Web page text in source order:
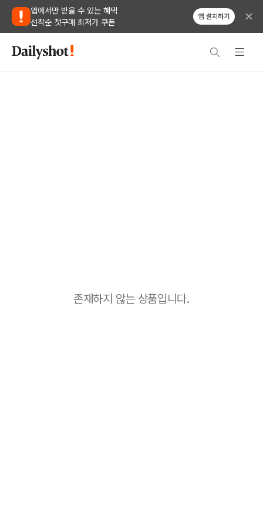
앱에서만 받을 수 있는 혜택
선착순 첫구매 최저가 쿠폰
앱 설치하기
존재하지 않는 상품입니다.